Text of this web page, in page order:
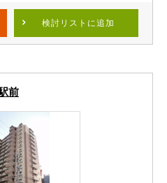
検討リスト に追加
前